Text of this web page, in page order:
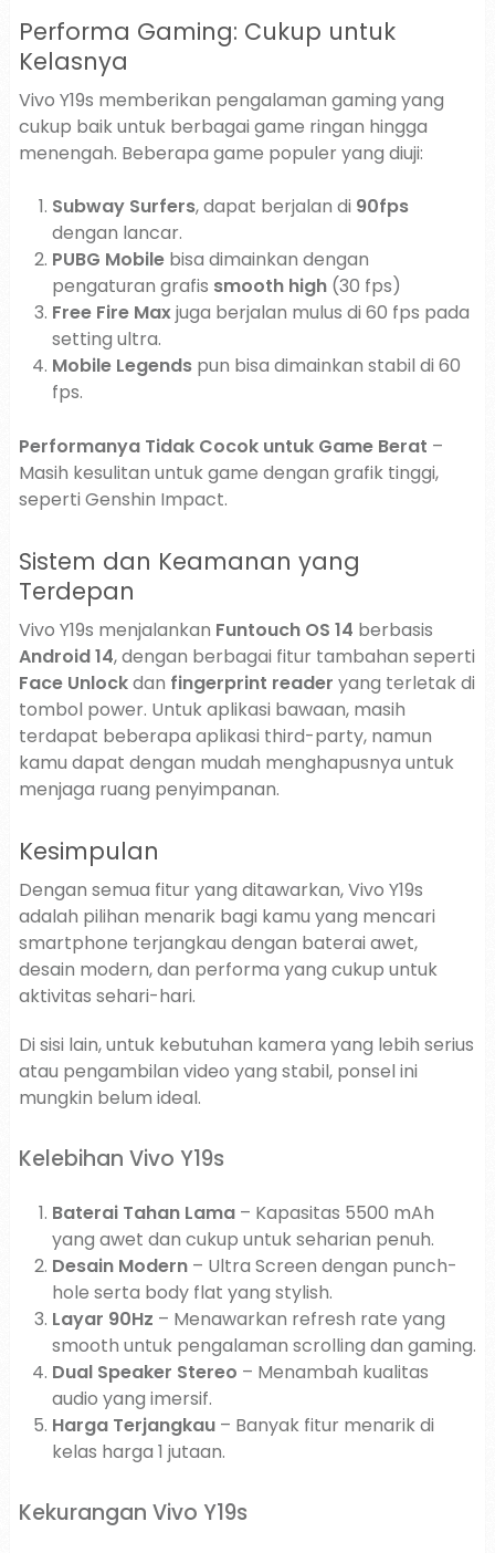
Performa Gaming: Cukup untuk
Kelasnya
Vivo Y19s memberikan pengalaman gaming yang
cukup baik untuk berbagai game ringan hingga
menengah. Beberapa game populer yang diuji:
Subway Surfers, dapat berjalan di 90fps
dengan lancar.
PUBG Mobilebisa dimainkan dengan
pengaturan grafis smooth high(30 fps)
Free Fire Maxjuga berjalan mulus di 60 fps pada
setting ultra.
Mobile Legendspun bisa dimainkan stabil di 60
fps.
Performanya Tidak Cocok untuk Game Berat –
Masih kesulitan untuk game dengan grafik tinggi,
seperti Genshin Impact.
Sistem dan Keamanan yang
Terdepan
Vivo Y19s menjalankan Funtouch OS 14 berbasis
Android 14, dengan berbagai fitur tambahan seperti
Face Unlockdan fingerprint reader yang terletak di
tombol power. Untuk aplikasi bawaan, masih
terdapat beberapa aplikasi third-party, namun
kamu dapat dengan mudah menghapusnya untuk
menjaga ruang penyimpanan.
Kesimpulan
Dengan semua fitur yang ditawarkan, Vivo Y19s
adalah pilihan menarik bagi kamu yang mencari
smartphone terjangkau dengan baterai awet,
desain modern, dan performa yang cukup untuk
aktivitas sehari-hari.
Di sisi lain, untuk kebutuhan kamera yang lebih serius
atau pengambilan video yang stabil, ponsel ini
mungkin belum ideal.
Kelebihan Vivo Y19s
Baterai Tahan Lama– Kapasitas 5500 mAh
yang awet dan cukup untuk seharian penuh.
Desain Modern– Ultra Screen dengan punch-
hole serta body flat yang stylish.
Layar 90Hz – Menawarkan refresh rate yang
smooth untuk pengalaman scrolling dan gaming.
Dual Speaker Stereo – Menambah kualitas
audio yang imersif.
Harga Terjangkau– Banyak fitur menarik di
kelas harga 1 jutaan.
Kekurangan Vivo Y19s